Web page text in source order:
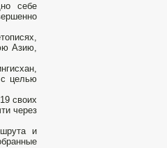
себе
Азию,
с целью
своих
через
и